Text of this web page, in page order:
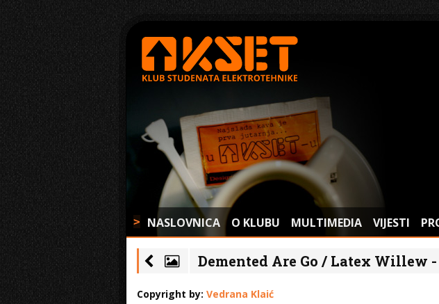
> NASLOVNICA O KLUBU MULTIMEDIA VIJESTI
Demented Are Go / Latex Willew
Copyright by: Vedrana Klaić